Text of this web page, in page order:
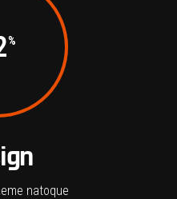
natoque